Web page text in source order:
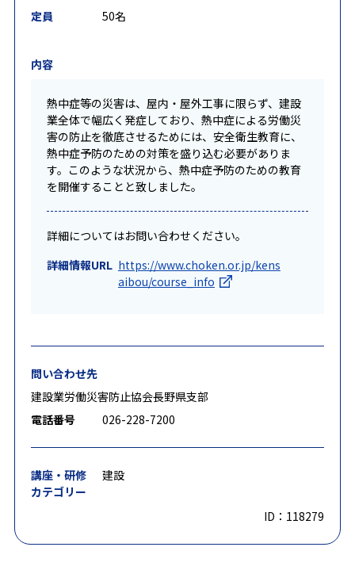
定員
50名
内容
熱中症等の災害は、屋内・屋外工事に限らず、建設
業全体で幅広く発症しており、熱中症による労働災
害の防止を徹底させるためには、安全衛生教育に、
熱中症予防のための対策を盛り込む必要がありま
す。このような状況から、熱中症予防のための教育
を開催することと致しました。
詳細についてはお問い合わせください。
詳細情報URL https://www.choken.or.jp/kens
aibou/course_info
問い合わせ先
建設業労働災害防止協会長野県支部
電話番号
026-228-7200
講座・研修
カテゴリー
建設
ID：118279